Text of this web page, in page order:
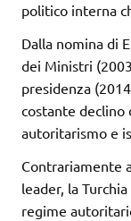
politico interna
Dalla nomina di
dei Ministri
presidenza
costante declino
autoritarismo e
Contrariamente
leader, la
regime